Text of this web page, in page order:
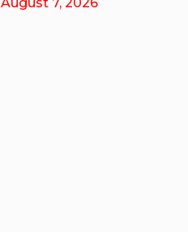
| August 7, 2026